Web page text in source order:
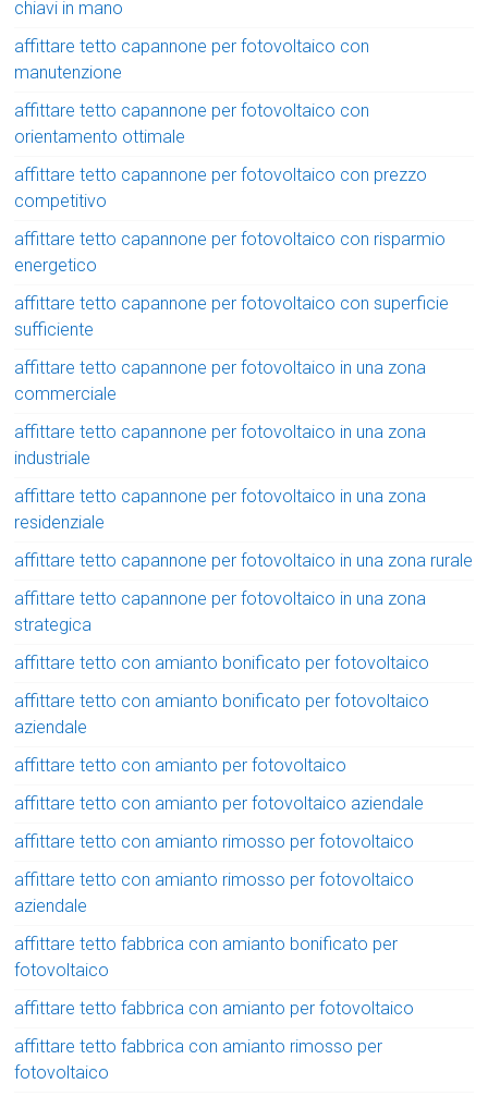
chiavi in mano
affittare tetto capannone per fotovoltaico con
manutenzione
affittare tetto capannone per fotovoltaico con
orientamento ottimale
affittare tetto capannone per fotovoltaico con prezzo
competitivo
affittare tetto capannone per fotovoltaico con risparmio
energetico
affittare tetto capannone per fotovoltaico con superficie
sufficiente
affittare tetto capannone per fotovoltaico in una zona
commerciale
affittare tetto capannone per fotovoltaico in una zona
industriale
affittare tetto capannone per fotovoltaico in una zona
residenziale
affittare tetto capannone per fotovoltaico in una zona rurale
affittare tetto capannone per fotovoltaico in una zona
strategica
affittare tetto con amianto bonificato per fotovoltaico
affittare tetto con amianto bonificato per fotovoltaico
aziendale
affittare tetto con amianto per fotovoltaico
affittare tetto con amianto per fotovoltaico aziendale
affittare tetto con amianto rimosso per fotovoltaico
affittare tetto con amianto rimosso per fotovoltaico
aziendale
affittare tetto fabbrica con amianto bonificato per
fotovoltaico
affittare tetto fabbrica con amianto per fotovoltaico
affittare tetto fabbrica con amianto rimosso per
fotovoltaico